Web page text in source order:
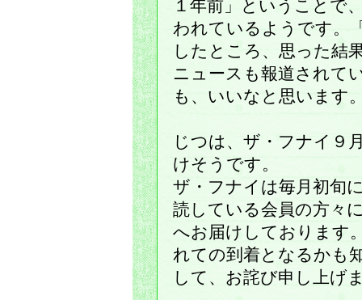
１年前」ということで
われているようです。
したところ、思った結
ニュースも報道されて
も、いいなと思います
じつは、ザ・フナイ９
けそうです。
ザ・フナイは毎月初旬
読している会員の方々
へお届けしております
れての到着となるかも
して、お詫び申し上げ